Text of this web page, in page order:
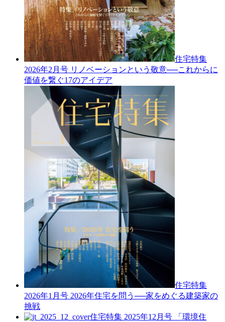
住宅特集
2026年2月号 リノベーションという敬意──これからに
価値を繋ぐ17のアイデア
住宅特集
2026年1月号 2026年住宅を問う──家をめぐる建築家の
挑戦
住宅特集 2025年12月号
「環境住